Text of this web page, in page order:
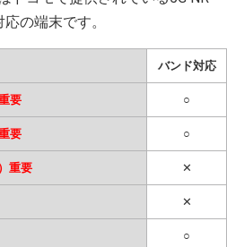
の端末です。
バンド対応
要 ○
要 ○
重要 ✕
✕
○